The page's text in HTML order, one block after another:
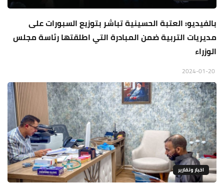
بالفيديو: العتبة الحسينية تباشر بتوزيع السبورات على
مديريات التربية ضمن المبادرة التي اطلقتها رئاسة مجلس
الوزراء
اخبار وتقارير